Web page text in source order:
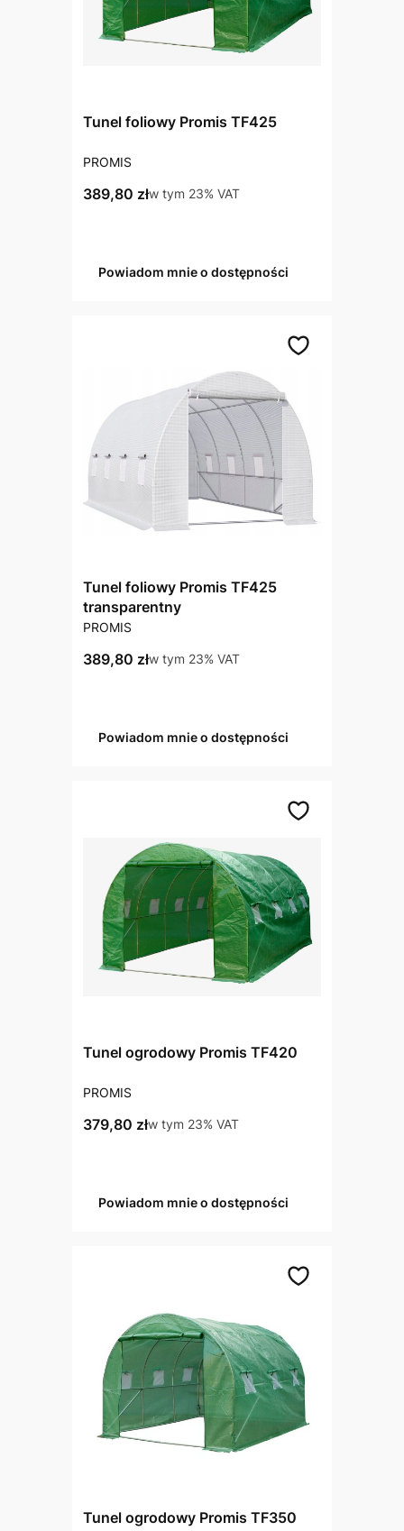
Tunel foliowy Promis TF425
PRODUCENT
PROMIS
Cena brutto
389,80 złw tym %s VAT
w tym 23% VAT
Powiadom mnie o dostępności
Tunel foliowy Promis TF425
transparentny
PRODUCENT
PROMIS
Cena brutto
389,80 złw tym %s VAT
w tym 23% VAT
Powiadom mnie o dostępności
Tunel ogrodowy Promis TF420
PRODUCENT
PROMIS
Cena brutto
379,80 złw tym %s VAT
w tym 23% VAT
Powiadom mnie o dostępności
Tunel ogrodowy Promis TF350